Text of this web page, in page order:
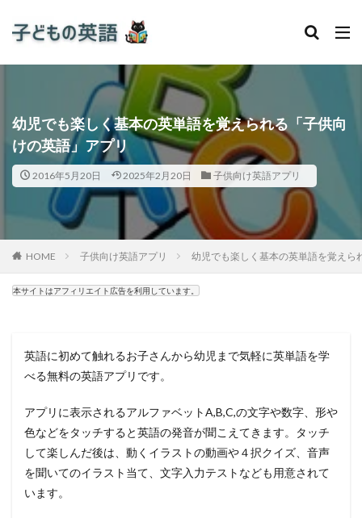
幼児でも楽しく基本の英単語を覚えられる「子供向
けの英語」アプリ
2016年5月20日 2025年2月20日 子供向け英語アプリ
HOME 子供向け英語アプリ 幼児でも楽しく基本の英単語を覚えら
本サイトはアフィリエイト広告を利用しています。
英語に初めて触れるお子さんから幼児まで気軽に英単語を学
べる無料の英語アプリです。
アプリに表示されるアルファベットA,B,C,の文字や数字、形や
色などをタッチすると英語の発音が聞こえてきます。タッチ
して楽しんだ後は、動くイラストの動画や４択クイズ、音声
を聞いてのイラスト当て、文字入力テストなども用意されて
います。